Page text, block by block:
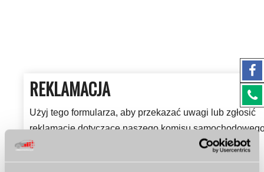
REKLAMACJA
Użyj tego formularza, aby przekazać uwagi lub zgłosić
reklamacje dotyczące naszego komisu
Każde zgłoszenie jest dla nas cenną wskazówką, jak